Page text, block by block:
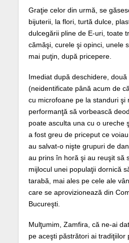
Graţie celor din urmă, se
bijuterii, la flori, turtă dulce,
dulcegării pline de E-uri, toate
cămăşi, curele şi opinci, unele
mai puţin, după pricepere.
Imediat după deschidere, două
(neidentificate până acum de
cu microfoane pe la standuri şi
performanţă să vorbească
poate asculta una cu o ureche
a fost greu de priceput ce
au salvat-o nişte grupuri de
au prins în horă şi au reuşit să
mijlocul unei populaţii dornică
tarabă, mai ales pe cele ale
care se aprovizionează din
Bucureşti.
Mulţumim, Zamfira, că ne-ai
pe aceşti păstrători ai tradiţiilor